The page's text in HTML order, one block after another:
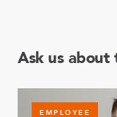
Ask us about
EMPLOYEE